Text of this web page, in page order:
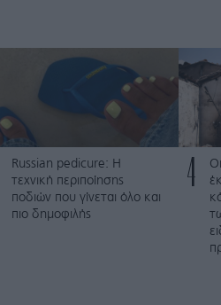
Russian pedicure: Η
τεχνική περιποίησης
ποδιών που γίνεται όλο και
πιο δημοφιλής
4